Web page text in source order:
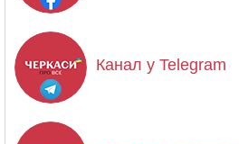
Канал у Telegram